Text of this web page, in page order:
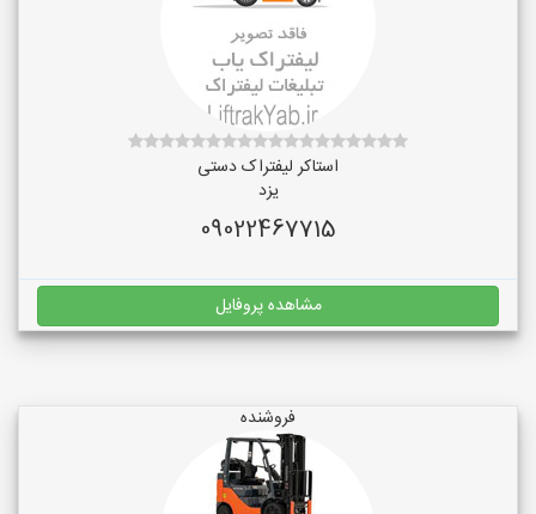
استاکر لیفتراک دستی
یزد
09022467715
مشاهده پروفایل
فروشنده